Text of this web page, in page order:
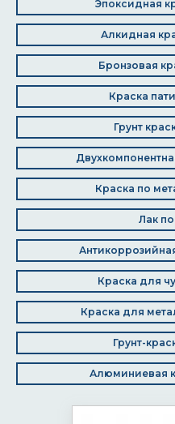
Эпоксидная
Алкидная
Бронзовая
Краска
Грунт
Краска по
Лак
Краска для
Краска для
Грунт-
Алюминиевая